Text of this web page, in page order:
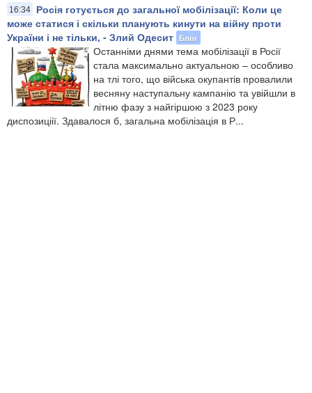
16:34
Росія готується до загальної мобілізації: Коли це
може статися і скільки планують кинути на війну проти
України і не тільки, - Злий Одесит Блог
Останніми днями тема мобілізації в Росії
стала максимально актуальною – особливо
на тлі того, що війська окупантів провалили
весняну наступальну кампанію та увійшли в
літню фазу з найгіршою з 2023 року
диспозиціії. Здавалося б, загальна мобілізація в Р...